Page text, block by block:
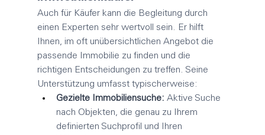
Auch für Käufer kann die Begleitung durch
einen Experten sehr wertvoll sein. Er hilft
Ihnen, im oft unübersichtlichen Angebot die
passende Immobilie zu finden und die
richtigen Entscheidungen zu treffen. Seine
Unterstützung umfasst typischerweise:
Gezielte Immobiliensuche: Aktive Suche
nach Objekten, die genau zu Ihrem
definierten Suchprofil und Ihren